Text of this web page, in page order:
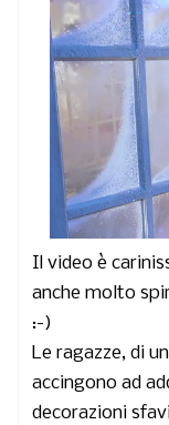
Il video è
anche molto
:-)
Le ragazze, di
accingono ad
decorazioni